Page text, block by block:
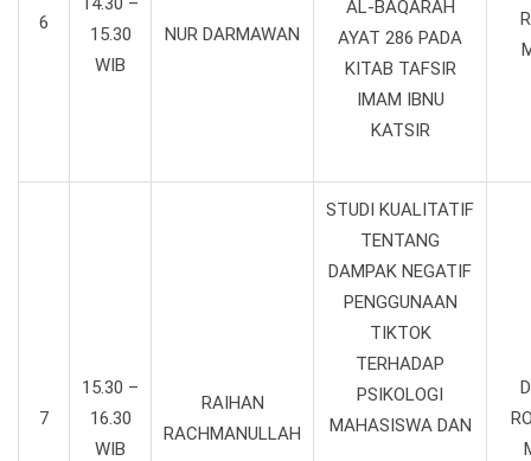
6
15.30
WIB
NUR DARMAWAN
AL-BAQARAH
AYAT 286 PADA
KITAB TAFSIR
IMAM IBNU
KATSIR
7
15.30 –
16.30
WIB
RAIHAN
RACHMANULLAH
STUDI KUALITATIF
TENTANG
DAMPAK NEGATIF
PENGGUNAAN
TIKTOK
TERHADAP
PSIKOLOGI
MAHASISWA DAN